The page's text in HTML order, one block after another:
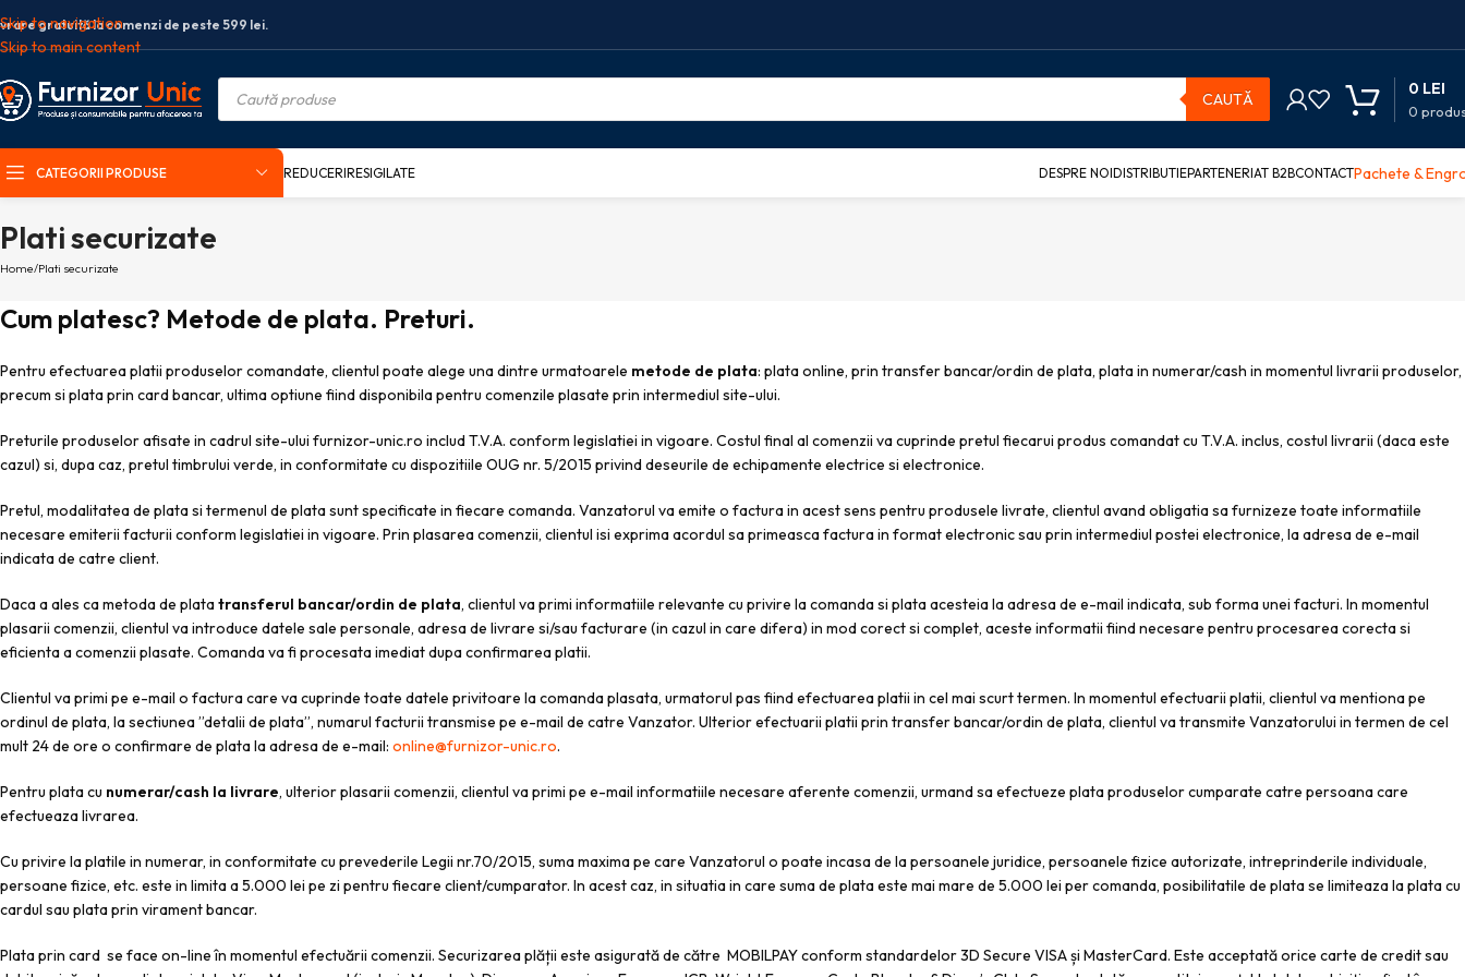
Skip to navigation
Skip to main content
gratuită la comenzi de peste 599 lei.
CAUTĂ
0
0 LEI
CATEGORII PRODUSE REDUCERIRESIGILATE DESPRE NOIDISTRIBUTIEPARTENERIAT B2BCONTACTPachete &
Plati securizate
Home Plati securizate
Cum platesc? Metode de plata. Preturi.
Pentru efectuarea platii produselor comandate, clientul poate alege una dintre urmatoarele metode de plata: plata online, prin transfer bancar/ordin de plata, plata in numerar/cash in momentul livrarii produselor,
precum si plata prin card bancar, ultima optiune fiind disponibila pentru comenzile plasate prin intermediul site-ului.
Preturile produselor afisate in cadrul site-ului furnizor-unic.ro includ T.V.A. conform legislatiei in vigoare. Costul final al comenzii va cuprinde pretul fiecarui produs comandat cu T.V.A. inclus, costul livrarii (daca este
cazul) si, dupa caz, pretul timbrului verde, in conformitate cu dispozitiile OUG nr. 5/2015 privind deseurile de echipamente electrice si electronice.
Pretul, modalitatea de plata si termenul de plata sunt specificate in fiecare comanda. Vanzatorul va emite o factura in acest sens pentru produsele livrate, clientul avand obligatia sa furnizeze toate informatiile
necesare emiterii facturii conform legislatiei in vigoare. Prin plasarea comenzii, clientul isi exprima acordul sa primeasca factura in format electronic sau prin intermediul postei electronice, la adresa de e-mail
indicata de catre client.
Daca a ales ca metoda de platatransferul bancar/ordin de plata, clientul va primi informatiile relevante cu privire la comanda si plata acesteia la adresa de e-mail indicata, sub forma unei facturi. In momentul
plasarii comenzii, clientul va introduce datele sale personale, adresa de livrare si/sau facturare (in cazul in care difera) in mod corect si complet, aceste informatii fiind necesare pentru procesarea corecta si
eficienta a comenzii plasate. Comanda va fi procesata imediat dupa confirmarea platii.
Clientul va primi pe e-mail o factura care va cuprinde toate datele privitoare la comanda plasata, urmatorul pas fiind efectuarea platii in cel mai scurt termen. In momentul efectuarii platii, clientul va mentiona pe
ordinul de plata, la sectiunea ”detalii de plata”, numarul facturii transmise pe e-mail de catre Vanzator. Ulterior efectuarii platii prin transfer bancar/ordin de plata, clientul va transmite Vanzatorului in termen de cel
mult 24 de ore o confirmare de plata la adresa de e-mail: online@furnizor-unic.ro.
Pentru plata cu numerar/cash la livrare, ulterior plasarii comenzii, clientul va primi pe e-mail informatiile necesare aferente comenzii, urmand sa efectueze plata produselor cumparate catre persoana care
efectueaza livrarea.
Cu privire la platile in numerar, in conformitate cu prevederile Legii nr.70/2015, suma maxima pe care Vanzatorul o poate incasa de la persoanele juridice, persoanele fizice autorizate, intreprinderile individuale,
persoane fizice, etc. este in limita a 5.000 lei pe zi pentru fiecare client/cumparator. In acest caz, in situatia in care suma de plata este mai mare de 5.000 lei per comanda, posibilitatile de plata se limiteaza la plata cu
cardul sau plata prin virament bancar.
Plata prin card se face on-line în momentul efectuării comenzii. Securizarea plății este asigurată de către MOBILPAY conform standardelor 3D Secure VISA și MasterCard. Este acceptată orice carte de credit sau